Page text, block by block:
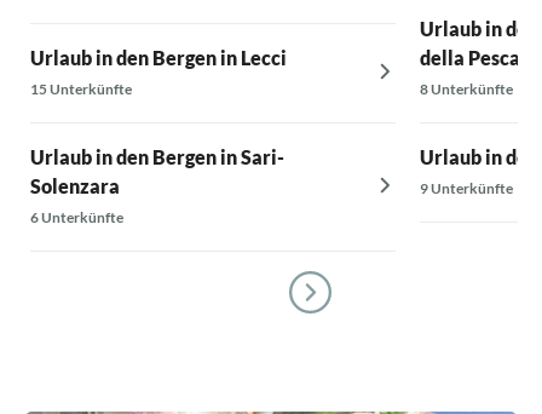
Urlaub in den Bergen in Lecci
15 Unterkünfte
Urlaub in den Bergen in Sari-
Solenzara
6 Unterkünfte
Urlaub in
della Pescaia
8 Unterkünfte
Urlaub in den
9 Unterkünfte